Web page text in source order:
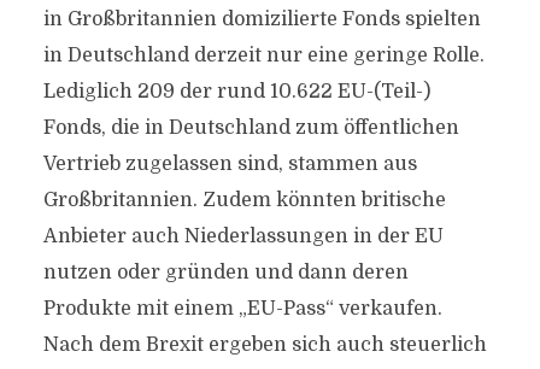
in Großbritannien domizilierte Fonds spielten
in Deutschland derzeit nur eine geringe Rolle.
Lediglich 209 der rund 10.622 EU-(Teil-)
Fonds, die in Deutschland zum öffentlichen
Vertrieb zugelassen sind, stammen aus
Großbritannien. Zudem könnten britische
Anbieter auch Niederlassungen in der EU
nutzen oder gründen und dann deren
Produkte mit einem „EU-Pass“ verkaufen.
Nach dem Brexit ergeben sich auch steuerlich